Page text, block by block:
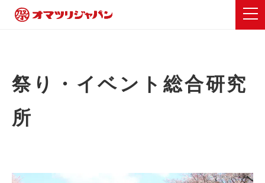
祭り・イベント総合研究
所